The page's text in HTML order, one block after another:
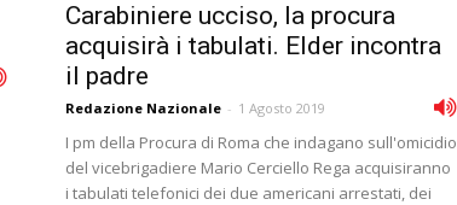
Carabiniere ucciso, la procura
acquisirà i tabulati. Elder incontra
il padre
Redazione Nazionale - 1 Agosto 2019
I pm della Procura di Roma che indagano sull'omicidio
del vicebrigadiere Mario Cerciello Rega acquisiranno
i tabulati telefonici dei due americani arrestati, dei